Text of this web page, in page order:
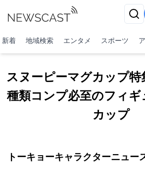
新着 地域検索 エンタメ スポーツ
スヌーピーマグカップ
種類コンプ必至のフィ
カップ
トーキョーキャラクターニュー